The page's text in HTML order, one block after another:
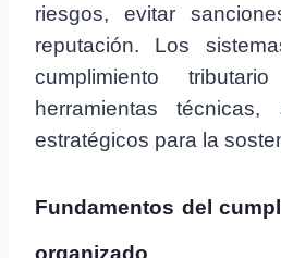
riesgos, evitar
reputación. Los
cumplimiento
herramientas técnicas,
estratégicos para la
Fundamentos del
organizado